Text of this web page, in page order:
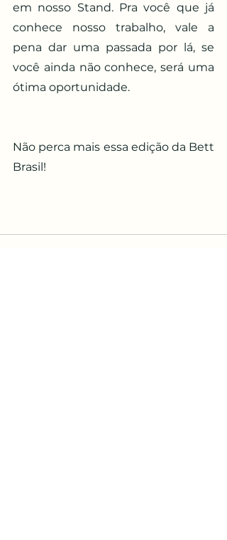
em nosso Stand. Pra você que já
conhece nosso trabalho, vale a
pena dar uma passada por lá, se
você ainda não conhece, será uma
ótima oportunidade.
Não perca mais essa edição da Bett
Brasil!